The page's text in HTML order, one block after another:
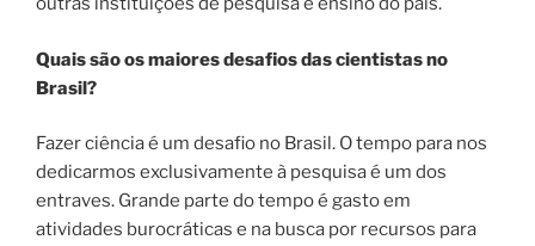
Quais são os maiores desafios das cientistas no
Brasil?
Fazer ciência é um desafio no Brasil. O tempo para nos
dedicarmos exclusivamente à pesquisa é um dos
entraves. Grande parte do tempo é gasto em
atividades burocráticas e na busca por recursos para